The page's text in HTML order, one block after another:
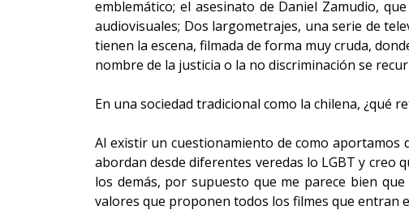
emblemático; el asesinato de Daniel Zamudio,
audiovisuales; Dos largometrajes, una serie de
tienen la escena, filmada de forma muy cruda,
nombre de la justicia o la no discriminación se
En una sociedad tradicional como la chilena, ¿qué
Al existir un cuestionamiento de como aportamos
abordan desde diferentes veredas lo LGBT y creo
los demás, por supuesto que me parece bien
valores que proponen todos los filmes que entran